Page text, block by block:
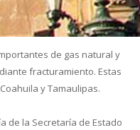
de gas natural y
fracturamiento. Estas
y Tamaulipas.
de la Secretaría de Estado